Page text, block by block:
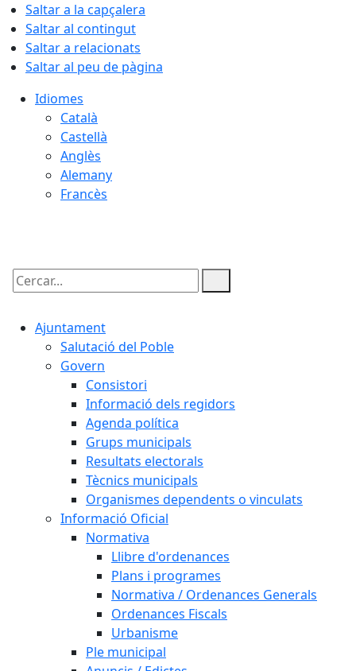
Saltar a la capçalera
Saltar al contingut
Saltar a relacionats
Saltar al peu de pàgina
Idiomes
Català
Castellà
Anglès
Alemany
Francès
Cercar:
Ajuntament
Salutació del Poble
Govern
Consistori
Informació dels regidors
Agenda política
Grups municipals
Resultats electorals
Tècnics municipals
Organismes dependents o vinculats
Informació Oficial
Normativa
Llibre d'ordenances
Plans i programes
Normativa / Ordenances Generals
Ordenances Fiscals
Urbanisme
Ple municipal